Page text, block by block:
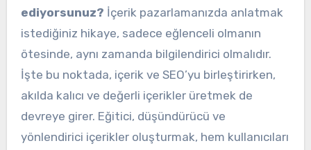
ediyorsunuz? İçerik pazarlamanızda anlatmak
istediğiniz hikaye, sadece eğlenceli olmanın
ötesinde, aynı zamanda bilgilendirici olmalıdır.
İşte bu noktada, içerik ve SEO’yu birleştirirken,
akılda kalıcı ve değerli içerikler üretmek de
devreye girer. Eğitici, düşündürücü ve
yönlendirici içerikler oluşturmak, hem kullanıcıları